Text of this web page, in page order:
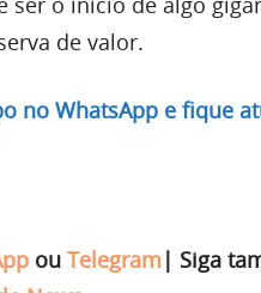
de valor.
no WhatsApp e fique
ou Telegram | Siga